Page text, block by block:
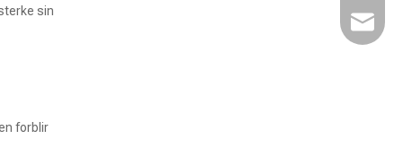
sin
forblir